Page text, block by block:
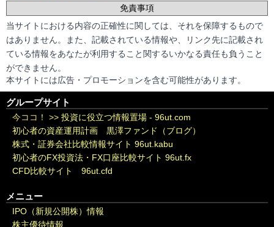
免責事項
当サイトにおける内容の正確性に関しては、それを保障するもので
はありません。また、記載されている情報や、リンク先に記載され
ている情報をあなたが利用すること関するいかなる責任も負うこと
ができません。
本サイトには広告・プロモーションを含む可能性があります。
グループサイト
今ココ！ >> 投資に役立つ情報置場 - 96ut.com
初心者の資産運用計画 黒澤ファンド（ブログ）
株式・証券会社比較情報サイト 96ut.kabu
初心者のFX投資法・FX口座比較サイト 96ut.fx
CFD比較サイト 96ut.cfd
メニュー
IPO（新規公開株）情報
株主優待情報